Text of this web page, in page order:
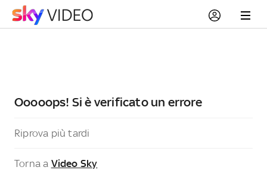
Ooooops! Si è verificato un errore
Riprova più tardi
Torna a Video Sky